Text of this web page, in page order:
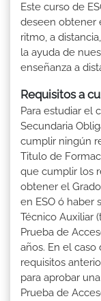
Este curso de
deseen obtener
ritmo, a
la ayuda de
enseñanza a
Requisitos a
Para estudiar el
Secundaria
cumplir ningún
Titulo de
que cumplir los
obtener el
en ESO ó haber
Técnico Auxiliar
Prueba de
años. En el
requisitos
para aprobar
Prueba de